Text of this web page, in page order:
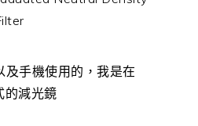
手機使用的，我是在
的減光鏡